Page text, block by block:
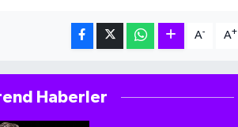
A- A+
Haberler